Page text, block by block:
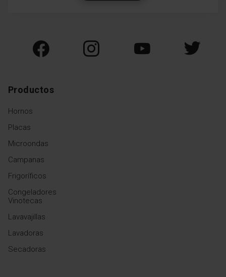
Productos
Hornos
Placas
Microondas
Campanas
Frigoríficos
Congeladores
Vinotecas
Lavavajillas
Lavadoras
Secadoras